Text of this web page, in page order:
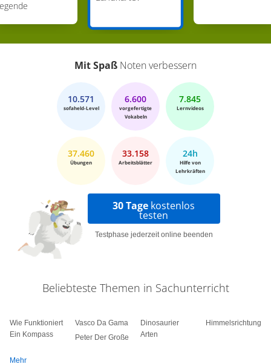
Mit Spaß Noten verbessern
10.571
sofaheld-Level
6.600
vorgefertigte
Vokabeln
7.845
Lernvideos
37.460
Übungen
33.158
Arbeitsblätter
24h
Hilfe von
Lehrkräften
30 Tage kostenlos
testen
Testphase jederzeit online beenden
Beliebteste Themen in Sachunterricht
Wie Funktioniert
Ein Kompass
Vasco Da Gama
Peter Der Große
Dinosaurier
Arten
Himmelsrichtungen
Mehr